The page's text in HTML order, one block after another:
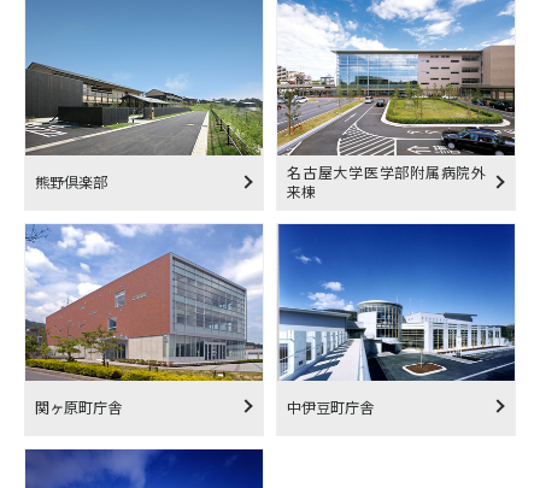
熊野倶楽部
名古屋大学医学部附属病院外
来棟
関ヶ原町庁舎 中伊豆町庁舎